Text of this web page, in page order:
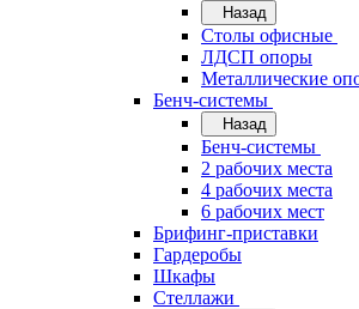
Назад
Cтолы офисные
ЛДСП опоры
Металлические
Бенч-системы
Назад
Бенч-системы
2 рабочих места
4 рабочих места
6 рабочих мест
Брифинг-приставки
Гардеробы
Шкафы
Стеллажи